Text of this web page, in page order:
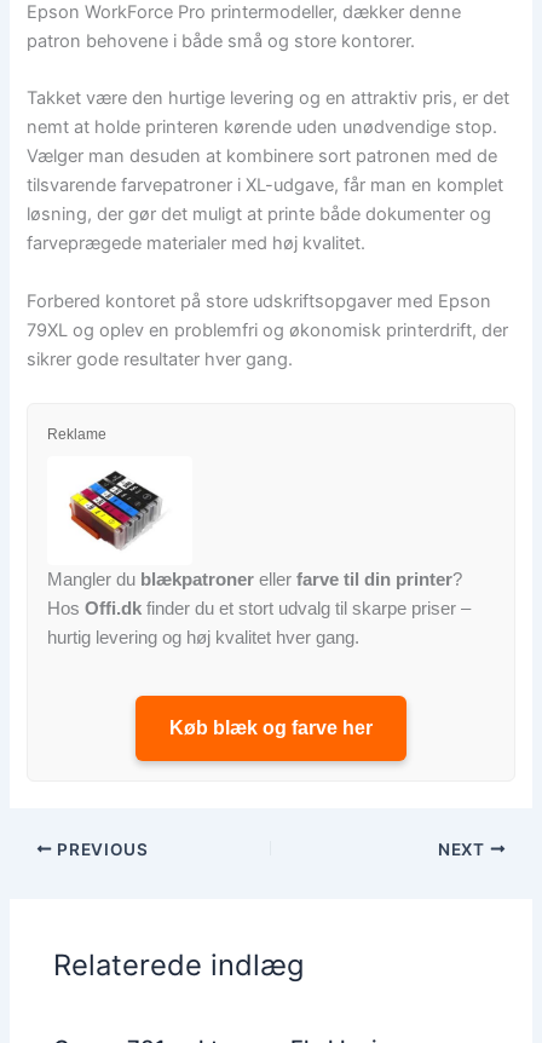
Epson WorkForce Pro printermodeller, dækker denne
patron behovene i både små og store kontorer.
Takket være den hurtige levering og en attraktiv pris, er det
nemt at holde printeren kørende uden unødvendige stop.
Vælger man desuden at kombinere sort patronen med de
tilsvarende farvepatroner i XL-udgave, får man en komplet
løsning, der gør det muligt at printe både dokumenter og
farveprægede materialer med høj kvalitet.
Forbered kontoret på store udskriftsopgaver med Epson
79XL og oplev en problemfri og økonomisk printerdrift, der
sikrer gode resultater hver gang.
Reklame
Mangler du blækpatroner ellerfarve til din printer?
HosOffi.dk finder du et stort udvalg til skarpe priser –
hurtig levering og høj kvalitet hver gang.
Køb blæk og farve her
PREVIOUS NEXT
Relaterede indlæg